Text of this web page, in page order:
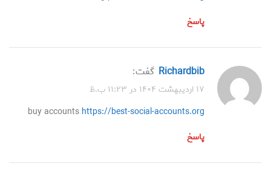
پاسخ
Richardbib گفت:
۱۷ اردیبهشت ۱۴۰۴ در ۱۱:۲۳ ب.ظ
buy accounts https://best-social-accounts.org
پاسخ